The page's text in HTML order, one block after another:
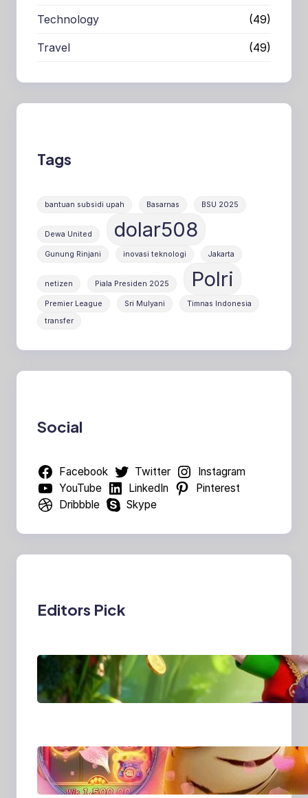
Technology (49)
Travel (49)
Tags
bantuan subsidi upah Basarnas BSU 2025
Dewa United dolar508
Gunung Rinjani inovasi teknologi Jakarta
netizen Piala Presiden 2025 Polri
Premier League Sri Mulyani
Timnas Indonesia
transfer
Social
Facebook Twitter
Instagram
YouTube
LinkedIn
Pinterest
Dribbble
Skype
Editors Pick
MajalahPotretIndones
ia: Menghidupkan
Cerita Lewat Lensa
MajalahPotretIndones
ia dan Cara Baru